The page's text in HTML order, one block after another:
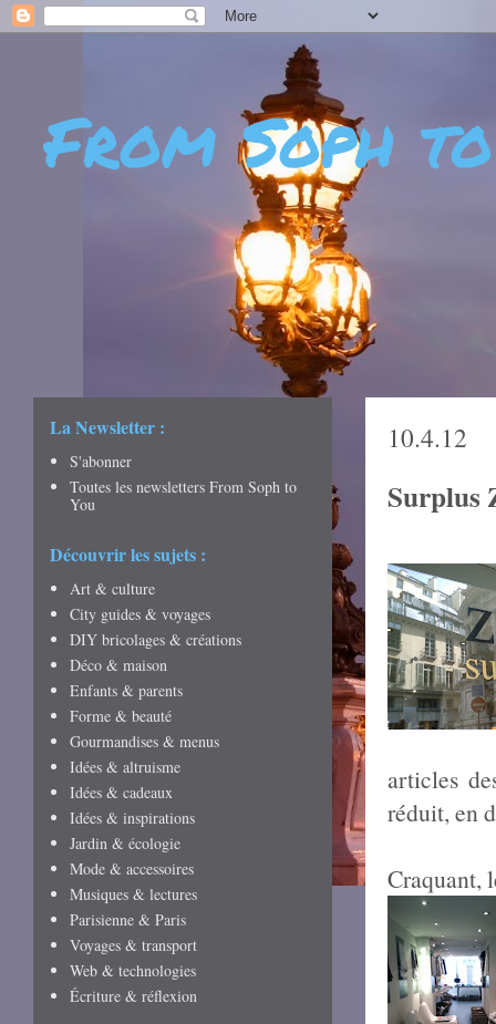
From Soph
- DÉCOUVERTES -
CRÉATIVITÉ - ART
10.4.12
Surplus
articles
réduit, en
Craquant,
La Newsletter :
S'abonner
Toutes les newsletters From Soph to
You
Découvrir les sujets :
Art & culture
City guides & voyages
DIY bricolages & créations
Déco & maison
Enfants & parents
Forme & beauté
Gourmandises & menus
Idées & altruisme
Idées & cadeaux
Idées & inspirations
Jardin & écologie
Mode & accessoires
Musiques & lectures
Parisienne & Paris
Voyages & transport
Web & technologies
Écriture & réflexion